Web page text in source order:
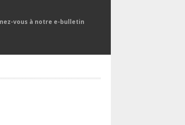
vous à notre e-bulletin